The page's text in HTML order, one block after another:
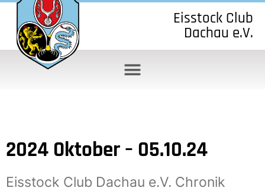
Eisstock Club
Dachau e.V.
2024 Oktober – 05.10.24
Eisstock Club Dachau e.V. Chronik